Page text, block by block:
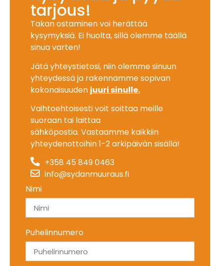
tarjous!
Takan ostaminen voi herättää
kysymyksiä. Ei huolta, sillä olemme täällä
sinua varten!
Jätä yhteystietosi, niin olemme sinuun
yhteydessä ja rakennamme sopivan
kokonaisuuden juuri sinulle.
Vaihtoehtoisesti voit soittaa meille
suoraan tai laittaa
sähköpostia. Vastaamme kaikkiin
yhteydenottoihin 1-2 arkipäivän sisällä!
+358 45 849 0463
info@sydanmuuraus.fi
Nimi
Puhelinnumero